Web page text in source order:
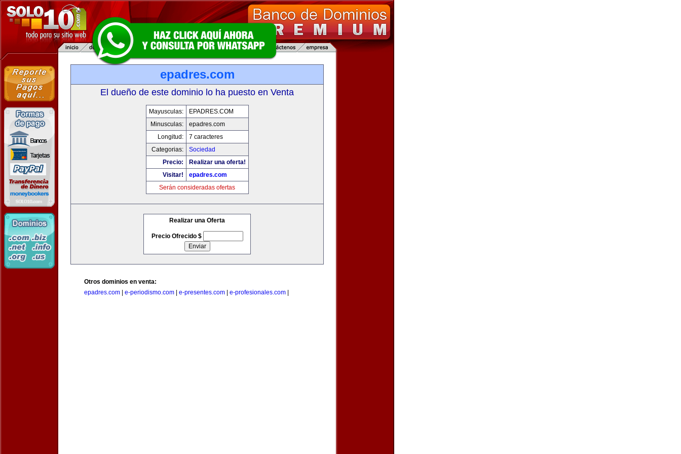
epadres.com
El dueño de este dominio lo ha puesto en Venta
Mayusculas:
EPADRES.COM
Minusculas:
epadres.com
Longitud:
7 caracteres
Categorias:
Sociedad
Precio:
Realizar una oferta!
Visitar!
epadres.com
Serán consideradas ofertas
Realizar una Oferta
Precio Ofrecido $
Otros dominios en venta:
epadres.com
e-periodismo.com e-presentes.com e-profesionales.com